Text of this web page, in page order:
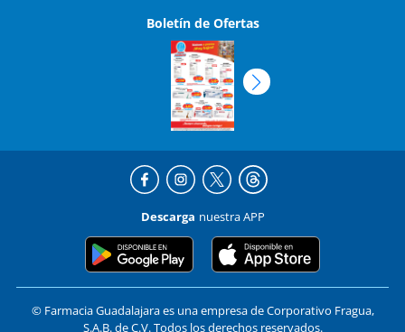
Boletín de Ofertas
Descarga nuestra APP
© Farmacia Guadalajara es una empresa de Corporativo Fragua,
S.A.B. de C.V. Todos los derechos reservados.